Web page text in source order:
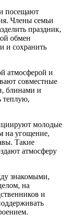
посещают
Члены семьи
праздник,
обмен
и сохранить
атмосферой и
совместные
блинами и
теплую,
молодые
на угощение,
Такие
атмосферу
знакомыми,
на
и